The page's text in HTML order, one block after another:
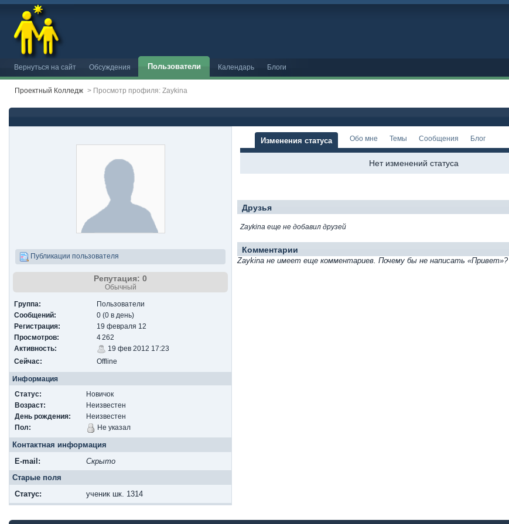
Вернуться на сайт Обсуждения Пользователи Календарь Блоги
Проектный Колледж > Просмотр профиля: Zaykina
Публикации пользователя
Репутация: 0
Обычный
Группа:
Пользователи
Сообщений:
0 (0 в день)
Регистрация:
19 февраля 12
Просмотров:
4 262
Активность:
19 фев 2012 17:23
Сейчас:
Offline
Информация
Статус:
Новичок
Возраст:
Неизвестен
День рождения:
Неизвестен
Пол:
Не указал
Контактная информация
E-mail:
Скрыто
Старые поля
Cтатус:
ученик шк. 1314
Изменения статуса Обо мне Темы Сообщения Блог
Нет изменений статуса
Друзья
Zaykina еще не добавил друзей
Комментарии
Zaykina не имеет еще комментариев. Почему бы не написать «Привет»?